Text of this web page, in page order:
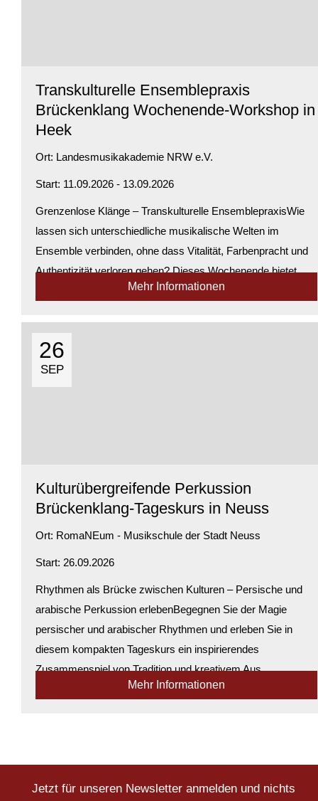
Transkulturelle Ensemblepraxis
Brückenklang Wochenende-Workshop in
Heek
Ort: Landesmusikakademie NRW e.V.
Start: 11.09.2026 - 13.09.2026
Grenzenlose Klänge – Transkulturelle EnsemblepraxisWie
lassen sich unterschiedliche musikalische Welten im
Ensemble verbinden, ohne dass Vitalität, Farbenpracht und
Authentizität verloren gehen? Dieses Wochenende bietet
praxisnahe Antworten auf genau...
Mehr Informationen
26
SEP
Kulturübergreifende Perkussion
Brückenklang-Tageskurs in Neuss
Ort: RomaNEum - Musikschule der Stadt Neuss
Start: 26.09.2026
Rhythmen als Brücke zwischen Kulturen – Persische und
arabische Perkussion erlebenBegegnen Sie der Magie
persischer und arabischer Rhythmen und erleben Sie in
diesem kompakten Tageskurs ein inspirierendes
Zusammenspiel von Tradition und kreativem Aus...
Mehr Informationen
Jetzt für unseren Newsletter anmelden und nichts